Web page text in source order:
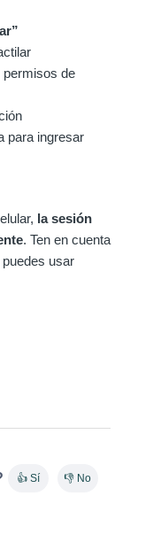
permisos de
para ingresar
la sesión
. Ten en cuenta
usar
👍 Sí 👎 No